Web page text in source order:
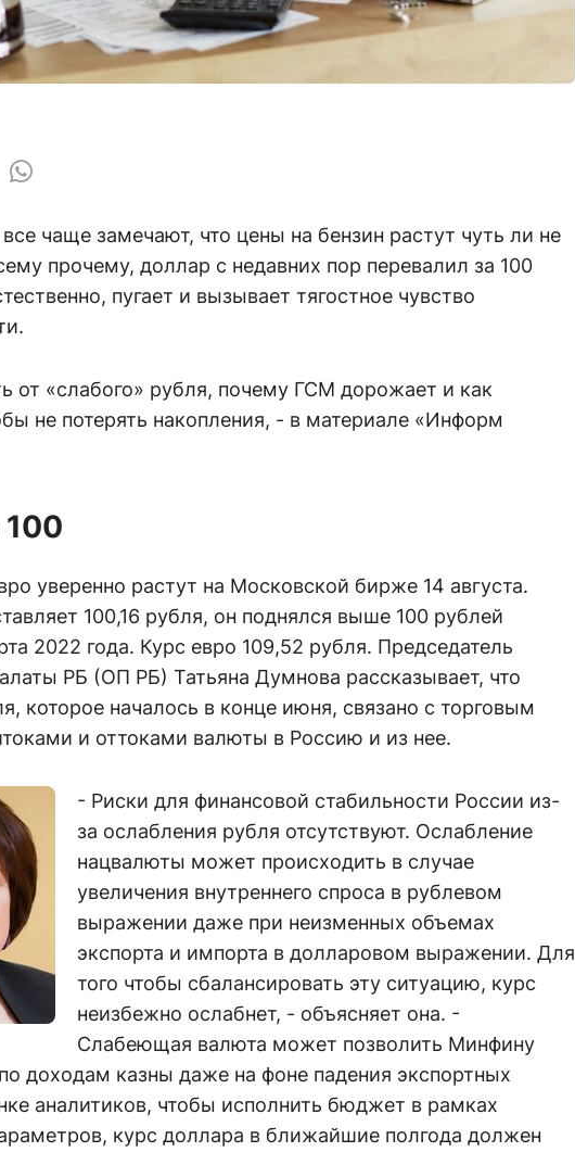
чаще замечают, что цены на бензин растут чуть ли не
прочему, доллар с недавних пор перевалил за 100
пугает и вызывает тягостное чувство
от «слабого» рубля, почему ГСМ дорожает и как
не потерять накопления, - в материале «Информ
уверенно растут на Московской бирже 14 августа.
100,16 рубля, он поднялся выше 100 рублей
2022 года. Курс евро 109,52 рубля. Председатель
РБ (ОП РБ) Татьяна Думнова рассказывает, что
которое началось в конце июня, связано с торговым
и оттоками валюты в Россию и из нее.
- Риски для финансовой стабильности России из-
за ослабления рубля отсутствуют. Ослабление
нацвалюты может происходить в случае
увеличения внутреннего спроса в рублевом
выражении даже при неизменных объемах
экспорта и импорта в долларовом выражении. Для
того чтобы сбалансировать эту ситуацию, курс
неизбежно ослабнет, - объясняет она. -
Слабеющая валюта может позволить Минфину
доходам казны даже на фоне падения экспортных
аналитиков, чтобы исполнить бюджет в рамках
курс доллара в ближайшие полгода должен